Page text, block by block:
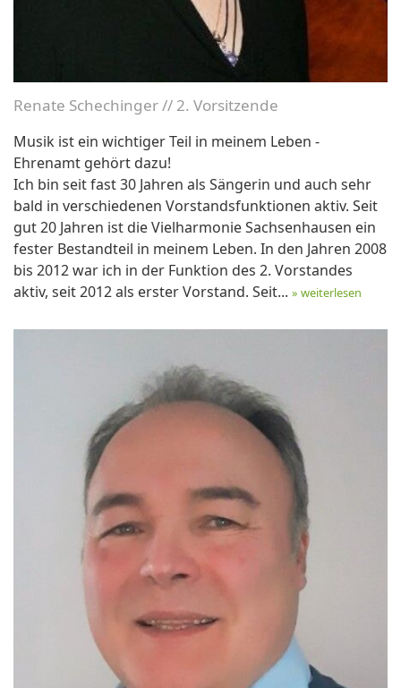
Renate Schechinger // 2. Vorsitzende
Musik ist ein wichtiger Teil in meinem Leben -
Ehrenamt gehört dazu!
Ich bin seit fast 30 Jahren als Sängerin und auch sehr
bald in verschiedenen Vorstandsfunktionen aktiv. Seit
gut 20 Jahren ist die Vielharmonie Sachsenhausen ein
fester Bestandteil in meinem Leben. In den Jahren 2008
bis 2012 war ich in der Funktion des 2. Vorstandes
aktiv, seit 2012 als erster Vorstand. Seit... » weiterlesen